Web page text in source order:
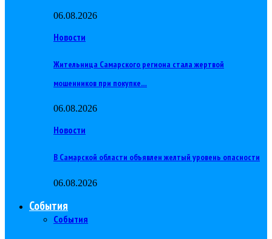
06.08.2026
Новости
Жительница Самарского региона стала жертвой
мошенников при покупке…
06.08.2026
Новости
В Самарской области объявлен желтый уровень опасности
06.08.2026
События
События